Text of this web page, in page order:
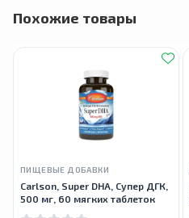
Похожие товары
ПИЩЕВЫЕ ДОБАВКИ
Carlson, Super DHA, Супер ДГК,
500 мг, 60 мягких таблеток